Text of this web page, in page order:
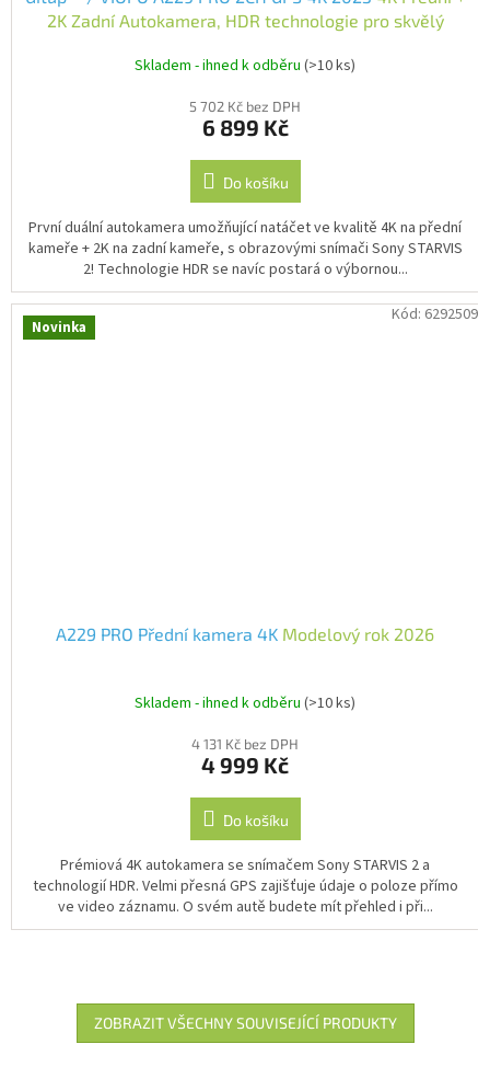
2K Zadní Autokamera, HDR technologie pro skvělý
2026
Skladem - ihned k odběru (>10 ks)
5 702 Kč bez DPH
6 899 Kč
Do košíku
První duální autokamera umožňující natáčet ve kvalitě 4K na přední
kameře + 2K na zadní kameře, s obrazovými snímači Sony STARVIS
2! Technologie HDR se navíc postará o výbornou...
Novinka
A229 PRO Přední kamera 4K Modelový rok 2026
Skladem - ihned k odběru (>10 ks)
4 131 Kč bez DPH
4 999 Kč
Do košíku
Prémiová 4K autokamera se snímačem Sony STARVIS 2 a
technologií HDR. Velmi přesná GPS zajišťuje údaje o poloze přímo
ve video záznamu. O svém autě budete mít přehled i při...
Kód: 6292509
ZOBRAZIT VŠECHNY SOUVISEJÍCÍ PRODUKTY